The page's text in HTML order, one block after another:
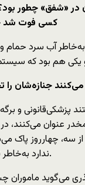
«شفق» چطور
کسی فوت شد
آب سرد حمام و
جنازه‌شان
پزشکی‌قانونی و
عنوان می‌کنند، در
ندارد به‌خاطر نرسیدن مواد مخدر بمیرد.
می‌گوید ماموران